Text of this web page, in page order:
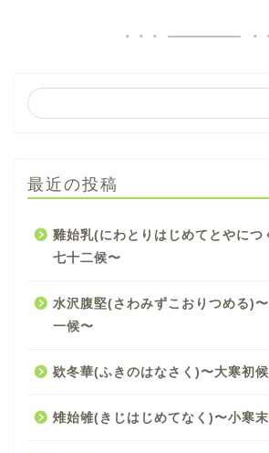
最近の投稿
雞始乳(にわとりはじめてとやにつ
七十二候〜
水沢腹堅(さわみずこおりつめる)
一候〜
欵冬華(ふきのはなさく)〜大寒初
雉始雊(きじはじめてなく)〜小寒